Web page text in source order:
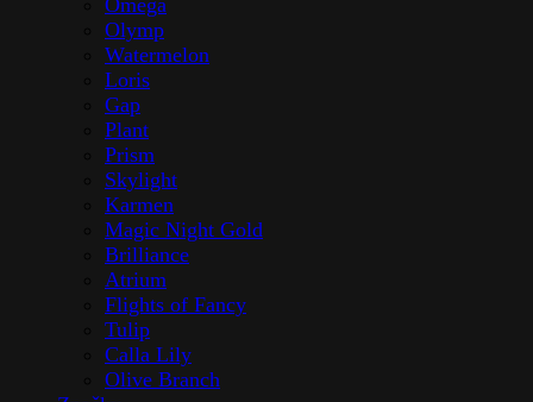
Olymp
Watermelon
Loris
Gap
Plant
Prism
Skylight
Karmen
Magic Night Gold
Brilliance
Atrium
Flights of Fancy
Tulip
Calla Lily
Olive Branch